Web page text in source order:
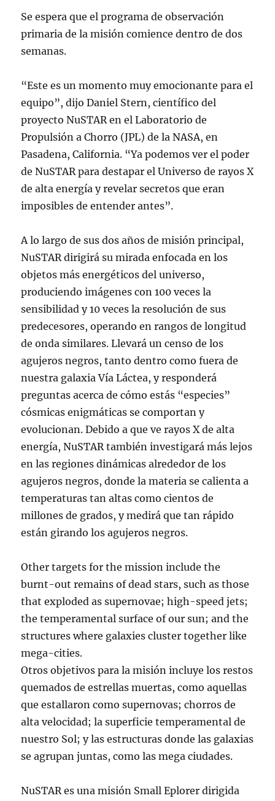
Se espera que el programa de observación
primaria de la misión comience dentro de dos
semanas.
“Este es un momento muy emocionante para el
equipo”, dijo Daniel Stern, científico del
proyecto NuSTAR en el Laboratorio de
Propulsión a Chorro (JPL) de la NASA, en
Pasadena, California. “Ya podemos ver el poder
de NuSTAR para destapar el Universo de rayos X
de alta energía y revelar secretos que eran
imposibles de entender antes”.
A lo largo de sus dos años de misión principal,
NuSTAR dirigirá su mirada enfocada en los
objetos más energéticos del universo,
produciendo imágenes con 100 veces la
sensibilidad y 10 veces la resolución de sus
predecesores, operando en rangos de longitud
de onda similares. Llevará un censo de los
agujeros negros, tanto dentro como fuera de
nuestra galaxia Vía Láctea, y responderá
preguntas acerca de cómo estás “especies”
cósmicas enigmáticas se comportan y
evolucionan. Debido a que ve rayos X de alta
energía, NuSTAR también investigará más lejos
en las regiones dinámicas alrededor de los
agujeros negros, donde la materia se calienta a
temperaturas tan altas como cientos de
millones de grados, y medirá que tan rápido
están girando los agujeros negros.
Other targets for the mission include the
burnt-out remains of dead stars, such as those
that exploded as supernovae; high-speed jets;
the temperamental surface of our sun; and the
structures where galaxies cluster together like
mega-cities.
Otros objetivos para la misión incluye los restos
quemados de estrellas muertas, como aquellas
que estallaron como supernovas; chorros de
alta velocidad; la superficie temperamental de
nuestro Sol; y las estructuras donde las galaxias
se agrupan juntas, como las mega ciudades.
NuSTAR es una misión Small Eplorer dirigida